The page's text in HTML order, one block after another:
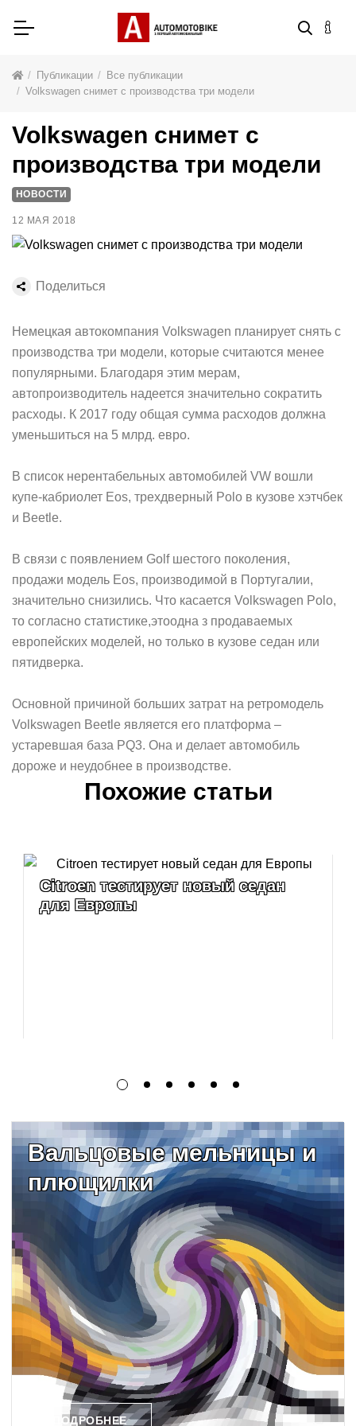
Публикации
Все публикации
Volkswagen снимет с производства три модели
Немецкая автокомпания Volkswagen планирует снять с
производства три модели, которые считаются менее
популярными. Благодаря этим мерам,
автопроизводитель надеется значительно сократить
расходы. К 2017 году общая сумма расходов должна
уменьшиться на 5 млрд. евро.
В список нерентабельных автомобилей VW вошли
купе-кабриолет Eos, трехдверный Polo в кузове хэтчбек
и Beetle.
В связи с появлением Golf шестого поколения,
продажи модель Eos, производимой в Португалии,
значительно снизились. Что касается Volkswagen Polo,
то согласно статистике,этоодна з продаваемых
европейских моделей, но только в кузове седан или
пятидверка.
Основной причиной больших затрат на ретромодель
Volkswagen Beetle является его платформа –
устаревшая база PQ3. Она и делает автомобиль
дороже и неудобнее в производстве.
Похожие статьи
Citroen тестирует новый седан
для Европы
Вальцовые мельницы и
плющилки
ПОДРОБНЕЕ
Volkswagen снимет с
производства три модели
НОВОСТИ
12 МАЯ 2018
Поделиться